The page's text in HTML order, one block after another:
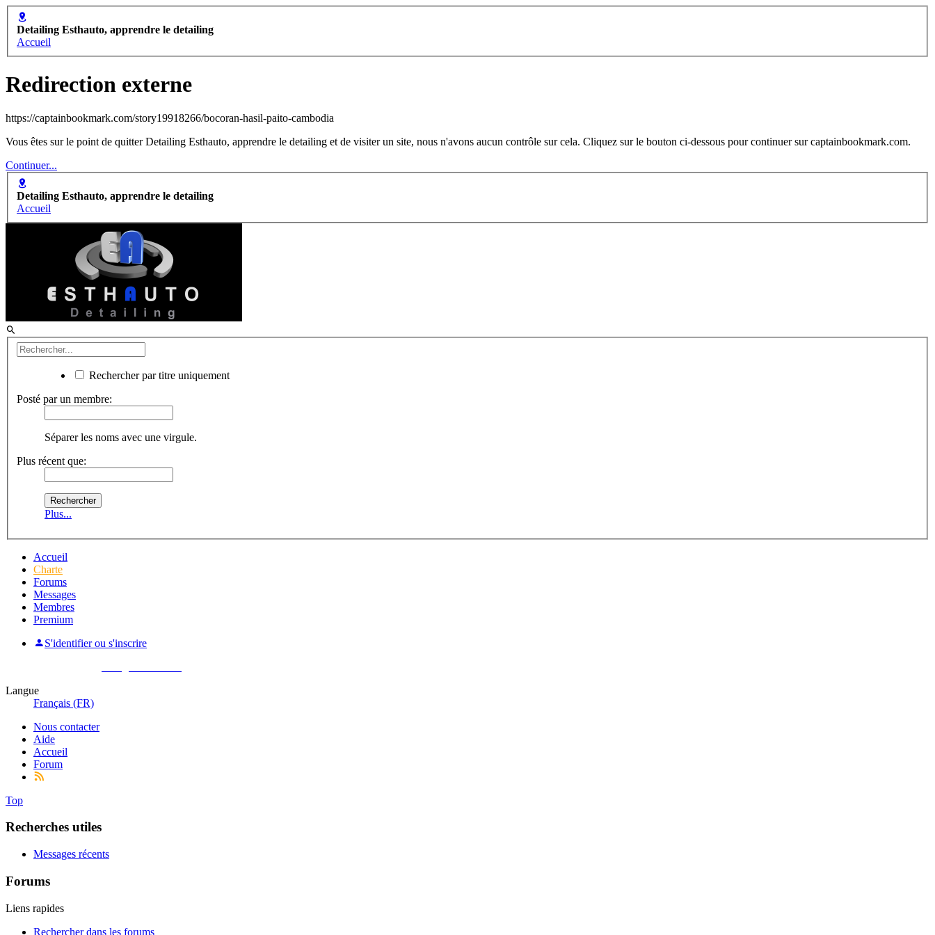
Detailing Esthauto, apprendre le detailing
Accueil
Redirection externe
https://captainbookmark.com/story19918266/bocoran-hasil-paito-cambodia
Vous êtes sur le point de quitter Detailing Esthauto, apprendre le detailing et de visiter un site, nous n'avons aucun contrôle sur cela. Cliquez sur le bouton ci-dessous pour continuer sur captainbookmark.com.
Continuer...
Detailing Esthauto, apprendre le detailing
Accueil
Rechercher par titre uniquement
Posté par un membre:
Séparer les noms avec une virgule.
Plus récent que:
Plus...
Accueil
Charte
Forums
Messages
Membres
Premium
S'identifier ou s'inscrire
Langue
Français (FR)
Nous contacter
Aide
Accueil
Forum
Top
Recherches utiles
Messages récents
Forums
Liens rapides
Rechercher dans les forums